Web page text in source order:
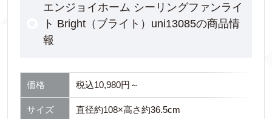
エンジョイホーム シーリングファンライ
ト Bright（ブライト）uni13085の商品情
報
価格 税込10,980円～
サイズ 直径約108×高さ約36.5cm